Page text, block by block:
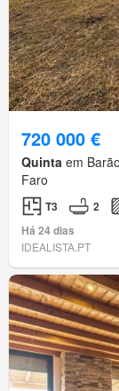
720 000 €
Quinta em
Faro
T3 2
Há 24 dias
IDEALISTA.PT